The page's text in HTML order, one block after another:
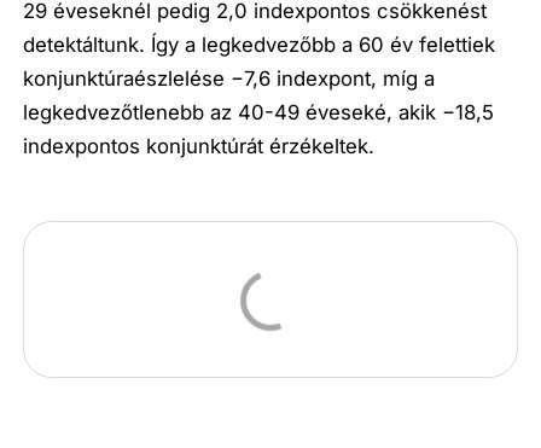
29 éveseknél pedig 2,0 indexpontos csökkenést
detektáltunk. Így a legkedvezőbb a 60 év felettiek
konjunktúraészlelése −7,6 indexpont, míg a
legkedvezőtlenebb az 40-49 éveseké, akik −18,5
indexpontos konjunktúrát érzékeltek.